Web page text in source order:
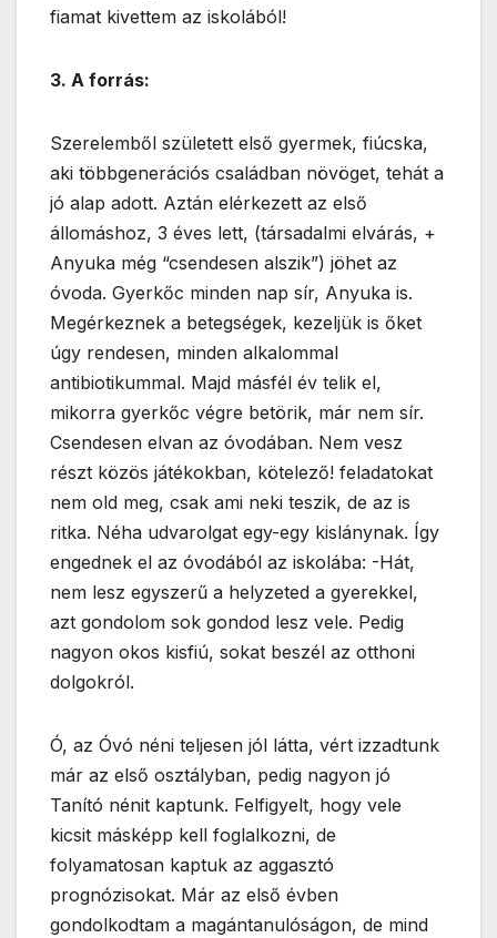
fiamat kivettem az iskolából!
3. A forrás:
Szerelemből született első gyermek, fiúcska,
aki többgenerációs családban növöget, tehát a
jó alap adott. Aztán elérkezett az első
állomáshoz, 3 éves lett, (társadalmi elvárás, +
Anyuka még “csendesen alszik”) jöhet az
óvoda. Gyerkőc minden nap sír, Anyuka is.
Megérkeznek a betegségek, kezeljük is őket
úgy rendesen, minden alkalommal
antibiotikummal. Majd másfél év telik el,
mikorra gyerkőc végre betörik, már nem sír.
Csendesen elvan az óvodában. Nem vesz
részt közös játékokban, kötelező! feladatokat
nem old meg, csak ami neki teszik, de az is
ritka. Néha udvarolgat egy-egy kislánynak. Így
engednek el az óvodából az iskolába: -Hát,
nem lesz egyszerű a helyzeted a gyerekkel,
azt gondolom sok gondod lesz vele. Pedig
nagyon okos kisfiú, sokat beszél az otthoni
dolgokról.
Ó, az Óvó néni teljesen jól látta, vért izzadtunk
már az első osztályban, pedig nagyon jó
Tanító nénit kaptunk. Felfigyelt, hogy vele
kicsit másképp kell foglalkozni, de
folyamatosan kaptuk az aggasztó
prognózisokat. Már az első évben
gondolkodtam a magántanulóságon, de mind